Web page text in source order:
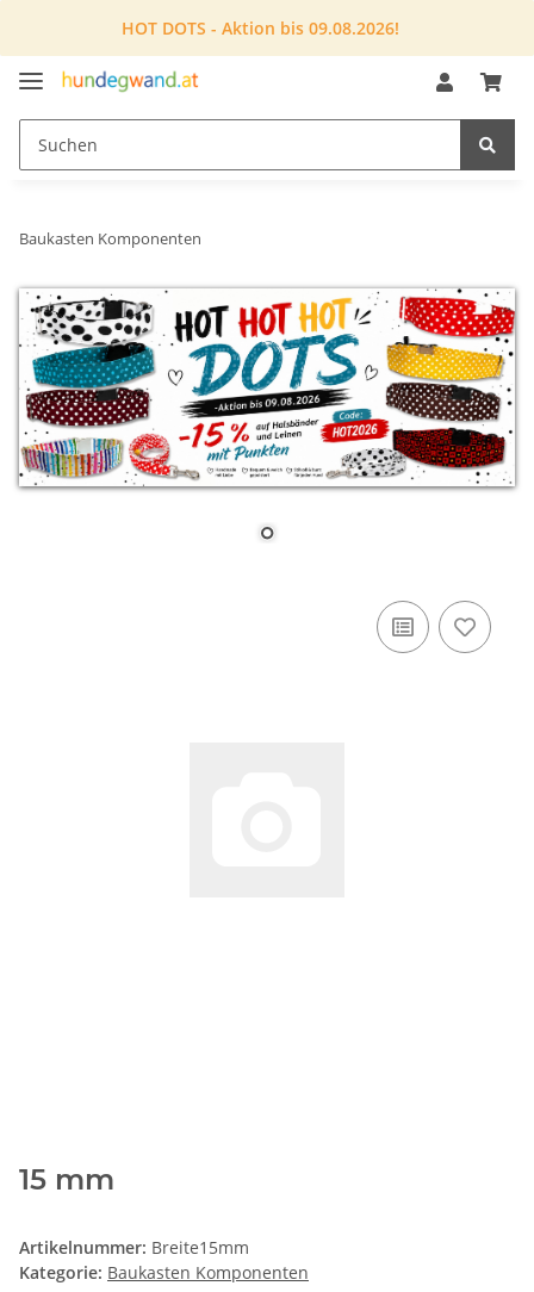
HOT DOTS - Aktion bis 09.08.2026!
Baukasten Komponenten
15 mm
Artikelnummer: Breite15mm
Kategorie: Baukasten Komponenten